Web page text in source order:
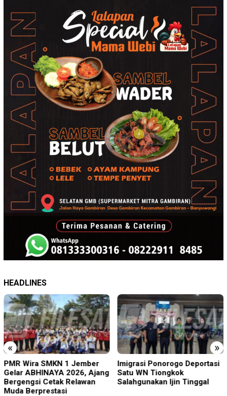
HEADLINES
« »
PMR Wira SMKN 1 Jember
Gelar ABHINAYA 2026, Ajang
Bergengsi Cetak Relawan
Muda Berprestasi
Imigrasi Ponorogo Deportasi
Satu WN Tiongkok
Salahgunakan Ijin Tinggal